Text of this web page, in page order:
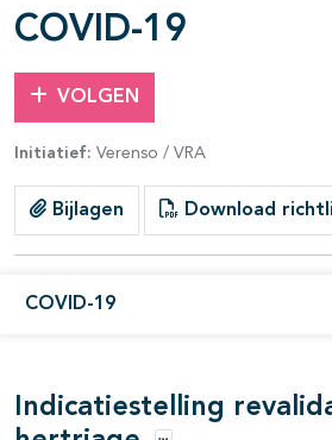
COVID-19
VOLGEN
Initiatief: Verenso / VRA
Bijlagen Download
COVID-19
open- en dichtklappen
open- en dichtklappen
open- en dichtklappen
open- en dichtklappen
Indicatiestelling